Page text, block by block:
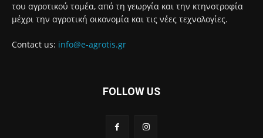
του αγροτικού τομέα, από τη γεωργία και την κτηνοτροφία
μέχρι την αγροτική οικονομία και τις νέες τεχνολογίες.
Contact us: info@e-agrotis.gr
FOLLOW US